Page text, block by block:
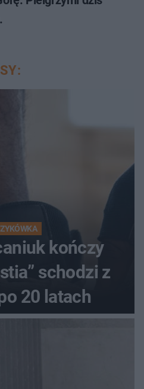
kończy
schodzi z
20 latach